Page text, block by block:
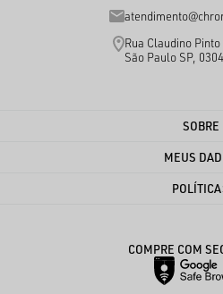
Rua Claudino Pinto
São Paulo SP,
SOBRE
MEUS
COMPRE COM